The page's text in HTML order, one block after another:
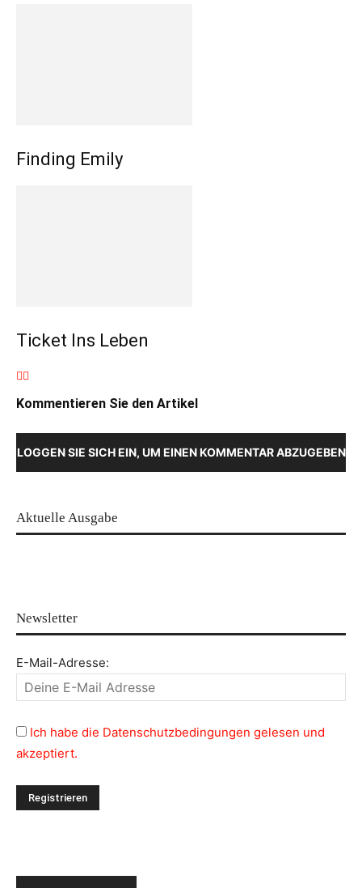
Finding Emily
Ticket Ins Leben
Kommentieren Sie den Artikel
LOGGEN SIE SICH EIN, UM EINEN KOMMENTAR ABZUGEBEN
Aktuelle Ausgabe
Newsletter
E-Mail-Adresse:
Ich habe die Datenschutzbedingungen gelesen und
akzeptiert.